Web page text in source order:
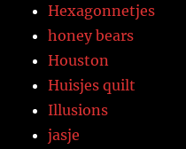
Hexagonnetjes
honey bears
Houston
Huisjes quilt
Illusions
jasje